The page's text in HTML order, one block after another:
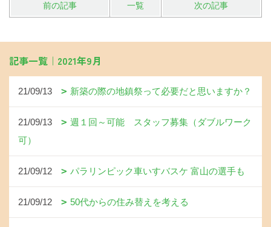
前の記事 一覧 次の記事
記事一覧｜2021年9月
21/09/13 新築の際の地鎮祭って必要だと思いますか？
21/09/13
週１回～可能 スタッフ募集（ダブルワーク
可）
21/09/12 パラリンピック車いすバスケ 富山の選手も
21/09/12 50代からの住み替えを考える